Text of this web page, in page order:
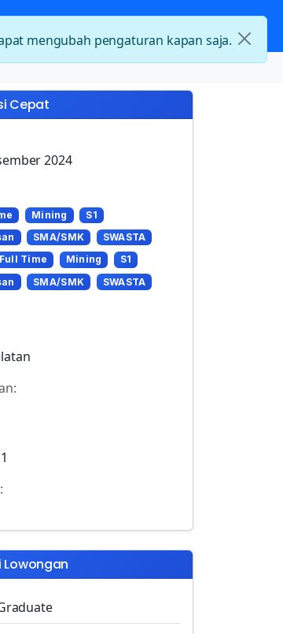
Cepat
2024
Mining
S1
SMA/SMK
SWASTA
Full Time Mining
S1
SMA/SMK
SWASTA
mengubah pengaturan kapan saja.